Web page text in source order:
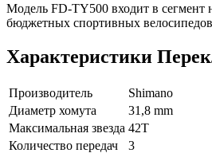
Модель FD-TY500 входит в сегмент
бюджетных спортивных
Характеристики
Производитель
Shimano
Диаметр хомута
31,8 mm
Максимальная звезда 42T
Количество передач
3